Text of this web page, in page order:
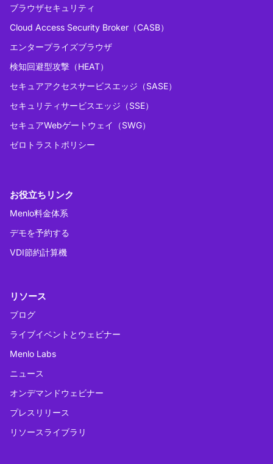
ブラウザセキュリティ
Cloud Access Security Broker（CASB）
エンタープライズブラウザ
検知回避型攻撃（HEAT）
セキュアアクセスサービスエッジ（SASE）
セキュリティサービスエッジ（SSE）
セキュアWebゲートウェイ（SWG）
ゼロトラストポリシー
お役立ちリンク
Menlo料金体系
デモを予約する
VDI節約計算機
リソース
ブログ
ライブイベントとウェビナー
Menlo Labs
ニュース
オンデマンドウェビナー
プレスリリース
リソースライブラリ